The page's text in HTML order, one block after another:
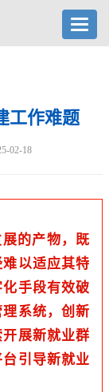
工作难题
02-18
的产物，既
以适应其特
手段有效破
系统，创新
展新就业群
引导新就业